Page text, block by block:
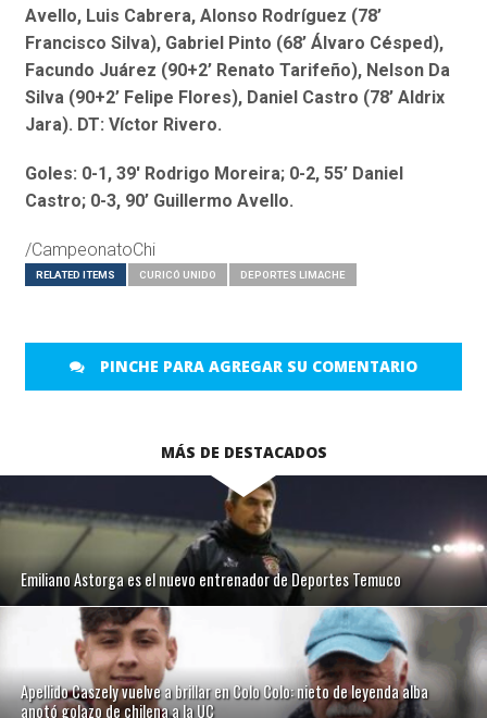
Avello, Luis Cabrera, Alonso Rodríguez (78’
Francisco Silva), Gabriel Pinto (68’ Álvaro Césped),
Facundo Juárez (90+2’ Renato Tarifeño), Nelson Da
Silva (90+2’ Felipe Flores), Daniel Castro (78’ Aldrix
Jara). DT: Víctor Rivero.
Goles: 0-1, 39′ Rodrigo Moreira; 0-2, 55’ Daniel
Castro; 0-3, 90’ Guillermo Avello.
/CampeonatoChi
RELATED ITEMS CURICÓ UNIDO DEPORTES LIMACHE
PINCHE PARA AGREGAR SU COMENTARIO
MÁS DE DESTACADOS
Emiliano Astorga es el nuevo entrenador de Deportes Temuco
Apellido Caszely vuelve a brillar en Colo Colo: nieto de leyenda alba
anotó golazo de chilena a la UC